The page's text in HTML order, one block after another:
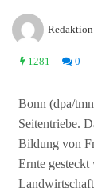
Redaktion
1281 0
Bonn (dpa/
Seitentriebe.
Bildung von
Ernte